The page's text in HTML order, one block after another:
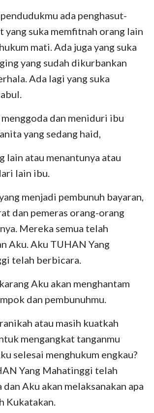
ada penghasut-
yang suka memfitnah orang lain
mati. Ada juga yang suka
yang sudah dikurbankan
Ada lagi yang suka
menggoda dan meniduri ibu
yang sedang haid,
lain atau menantunya atau
lain ibu.
menjadi pembunuh bayaran,
dan pemeras orang-orang
Mereka semua telah
Aku. Aku TUHAN Yang
telah berbicara.
Aku akan menghantam
dan pembunuhmu.
atau masih kuatkah
mengangkat tanganmu
selesai menghukum engkau?
Yang Mahatinggi telah
Aku akan melaksanakan apa
Kukatakan.